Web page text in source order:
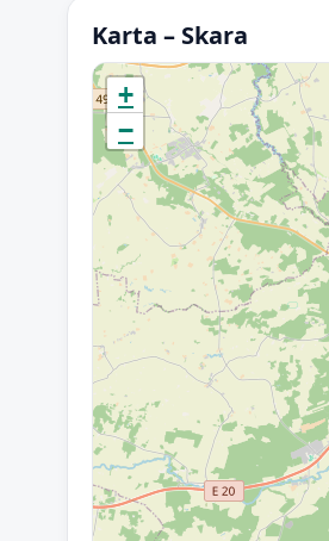
Karta – Skara
Initierar karta…
+
−